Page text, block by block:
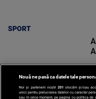
Nouă ne pasă ca datele tale
Noi și partenerii noștri 201 stocăm și/sau
unici pentru prelucrarea datelor cu caracter
sau în orice moment, pe pagina cu politica de